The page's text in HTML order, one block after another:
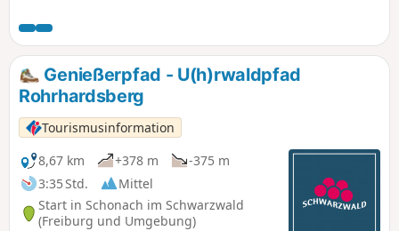
Landschaften sind abwechslungsreich und
wechseln zwischen Wäldern, Weiden und
Wiesen.Genießerpfad - U(h)rwaldpfad
Rohrhardsberg
Tourismusinformation
8,67 km
+378 m
-375 m
3:35 Std.
Mittel
Start in Schonach im Schwarzwald
(Freiburg und Umgebung)